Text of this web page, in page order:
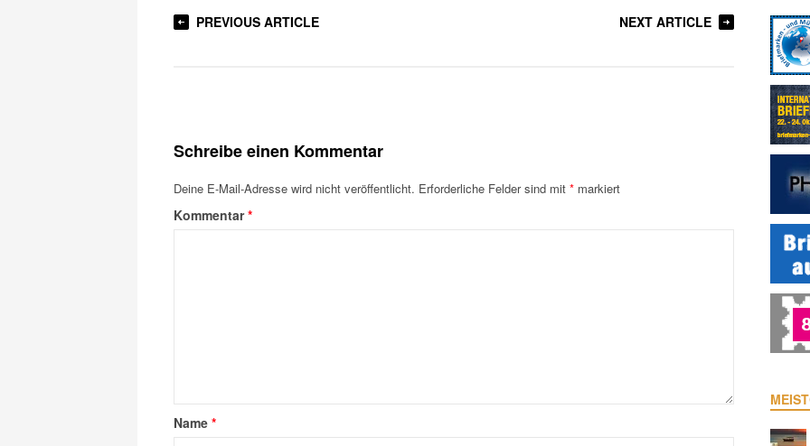
PREVIOUS ARTICLE NEXT ARTICLE
Schreibe einen Kommentar
Deine E-Mail-Adresse wird nicht veröffentlicht. Erforderliche Felder sind mit * markiert
Kommentar*
Name *